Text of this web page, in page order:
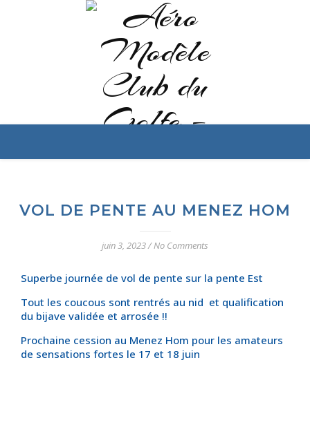
VOL DE PENTE AU MENEZ HOM
juin 3, 2023/No Comments
Superbe journée de vol de pente sur la pente Est
Tout les coucous sont rentrés au nid et qualification
du bijave validée et arrosée !!
Prochaine cession au Menez Hom pour les amateurs
de sensations fortes le 17 et 18 juin